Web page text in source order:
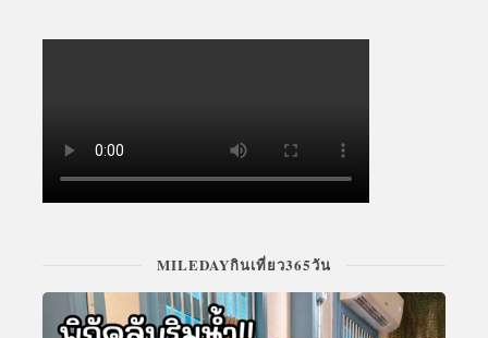
MILEDAYกินเที่ยว365วัน